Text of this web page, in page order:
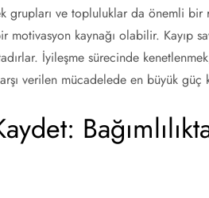
grupları ve topluluklar da önemli bir
motivasyon kaynağı olabilir. Kayıp
İyileşme sürecinde
verilen mücadelede en büyük güç